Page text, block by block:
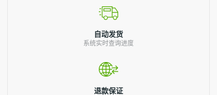
自动发货
系统实时查询进度
退款保证